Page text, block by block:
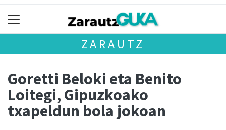
ZARAUTZ
Goretti Beloki eta Benito
Loitegi, Gipuzkoako
txapeldun bola jokoan